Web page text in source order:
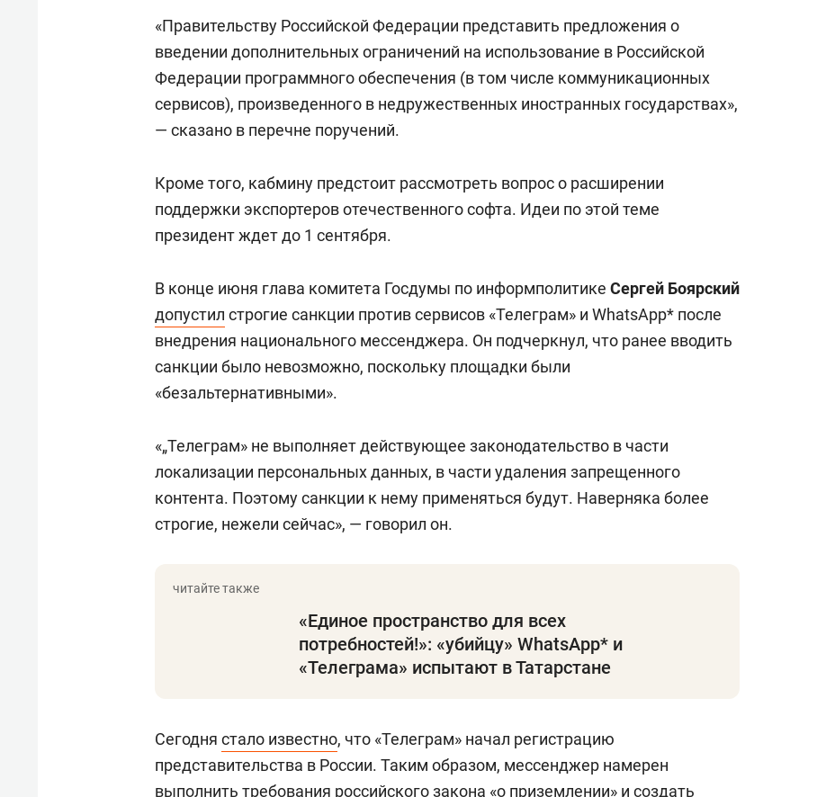
«Правительству Российской Федерации представить предложения о
введении дополнительных ограничений на использование в Российской
Федерации программного обеспечения (в том числе коммуникационных
сервисов), произведенного в недружественных иностранных государствах»,
— сказано в перечне поручений.
Кроме того, кабмину предстоит рассмотреть вопрос о расширении
поддержки экспортеров отечественного софта. Идеи по этой теме
президент ждет до 1 сентября.
В конце июня глава комитета Госдумы по информполитике Сергей Боярский
допустил строгие санкции против сервисов «Телеграм» и WhatsApp* после
внедрения национального мессенджера. Он подчеркнул, что ранее вводить
санкции было невозможно, поскольку площадки были
«безальтернативными».
«„Телеграм» не выполняет действующее законодательство в части
локализации персональных данных, в части удаления запрещенного
контента. Поэтому санкции к нему применяться будут. Наверняка более
строгие, нежели сейчас», — говорил он.
«Единое пространство для всех
потребностей!»: «убийцу» WhatsApp* и
«Телеграма» испытают в Татарстане
Сегодня стало известно, что «Телеграм» начал регистрацию
представительства в России. Таким образом, мессенджер намерен
выполнить требования российского закона «о приземлении» и создать